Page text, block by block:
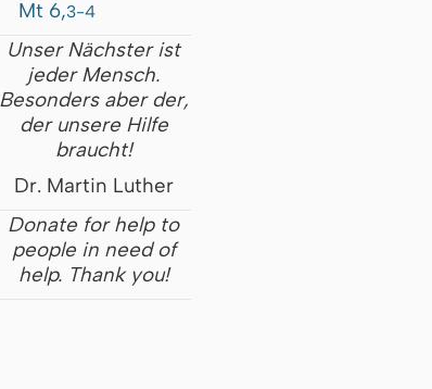
Mt 6,3-4
Unser Nächster ist
jeder Mensch.
Besonders aber der,
der unsere Hilfe
braucht!
Dr. Martin Luther
Donate for help to
people in need of
help. Thank you!